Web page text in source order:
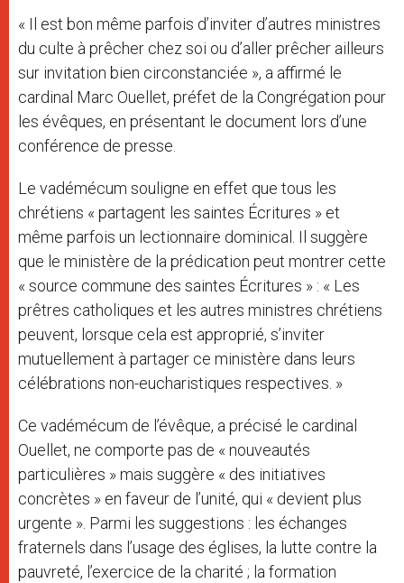
« Il est bon même parfois d’inviter d’autres ministres
du culte à prêcher chez soi ou d’aller prêcher ailleurs
sur invitation bien circonstanciée », a affirmé le
cardinal Marc Ouellet, préfet de la Congrégation pour
les évêques, en présentant le document lors d’une
conférence de presse.
Le vadémécum souligne en effet que tous les
chrétiens « partagent les saintes Écritures » et
même parfois un lectionnaire dominical. Il suggère
que le ministère de la prédication peut montrer cette
« source commune des saintes Écritures » : « Les
prêtres catholiques et les autres ministres chrétiens
peuvent, lorsque cela est approprié, s’inviter
mutuellement à partager ce ministère dans leurs
célébrations non-eucharistiques respectives. »
Ce vadémécum de l’évêque, a précisé le cardinal
Ouellet, ne comporte pas de « nouveautés
particulières » mais suggère « des initiatives
concrètes » en faveur de l’unité, qui « devient plus
urgente ». Parmi les suggestions : les échanges
fraternels dans l’usage des églises, la lutte contre la
pauvreté, l’exercice de la charité ; la formation